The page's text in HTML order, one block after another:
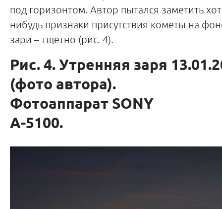
под горизонтом. Автор пытался заметить
нибудь признаки присутствия кометы на
зари – тщетно (рис. 4).
Рис. 4. Утренняя заря
(фото автора).
Фотоаппарат SONY
A-5100.